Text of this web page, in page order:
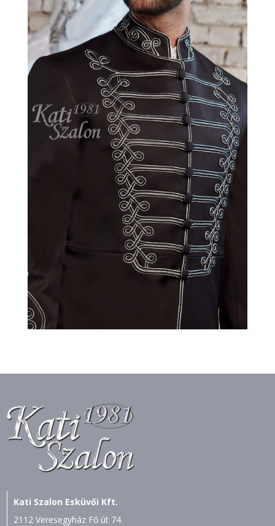
fekete
mennyiség
Kati Szalon Esküvői Kft.
2112 Veresegyház Fő út 74.